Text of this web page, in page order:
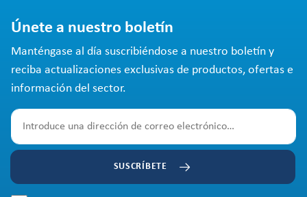
Únete a nuestro boletín
Manténgase al día suscribiéndose a nuestro boletín y
reciba actualizaciones exclusivas de productos, ofertas e
información del sector.
SUSCRÍBETE